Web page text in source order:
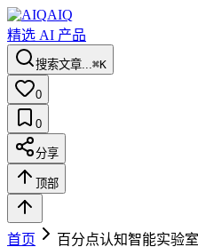
AIQ
精选 AI 产品
搜索文章...⌘K
0
0
分享
顶部
首页
百分点认知智能实验